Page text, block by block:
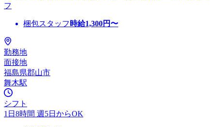
フ
梱包スタッフ 時給1,300円〜
勤務地
面接地
福島県郡山市
舞木駅
シフト
1日8時間 週5日からOK